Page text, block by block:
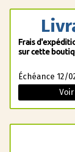
Frais
sur cette
Échéance 12/